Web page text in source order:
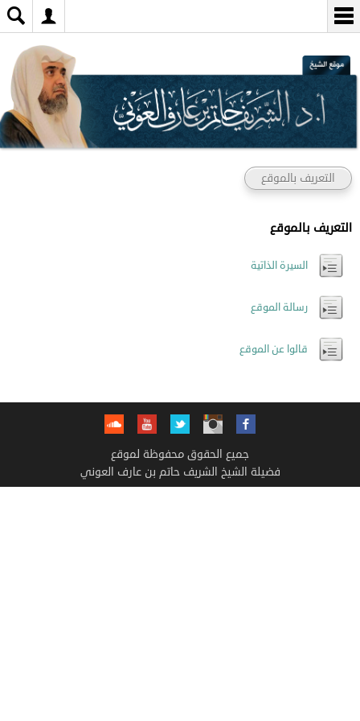
التعريف بالموقع
التعريف بالموقع
السيرة الذاتية
رسالة الموقع
قالوا عن الموقع
جميع الحقوق محفوظة لموقع
فضيلة الشيخ الشريف حاتم بن عارف العوني